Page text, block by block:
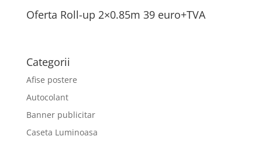
Oferta Roll-up 2×0.85m 39 euro+TVA
Categorii
Afise postere
Autocolant
Banner publicitar
Caseta Luminoasa